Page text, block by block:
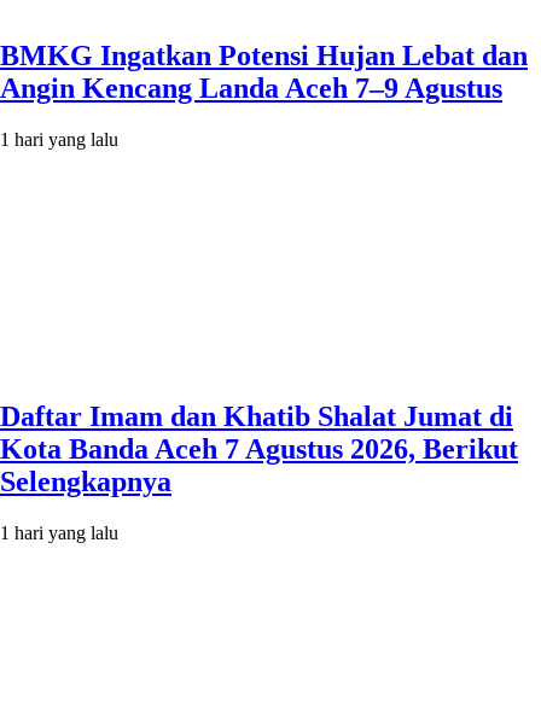
BMKG Ingatkan Potensi Hujan Lebat dan
Angin Kencang Landa Aceh 7–9 Agustus
1 hari yang lalu
Daftar Imam dan Khatib Shalat Jumat di
Kota Banda Aceh 7 Agustus 2026, Berikut
Selengkapnya
1 hari yang lalu